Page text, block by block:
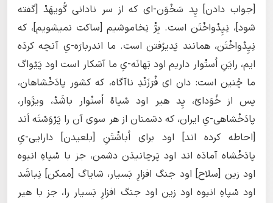
[جواب دادن] پِد سَخْوَن-ای که از سر نادانی گُویهَدْ [گفته
شود]، نِپِدْواخْتَن است. بِژْ نِخاموشیم [ساکت نمیشویم]، که
نِپِدْواخْتَن، همانند پَدیرُفتن است. ما اندربارَه-یِ آنچه کردَه‌
ایم، رایَنِ اُستْوار داریم اود بَهانَه-یِ ما آشکار است اود پَیْواگ
ما چُنین است: دان ای فْرَزَنْدِ ناآگاه، که کشور پادَخْشاهان،
پس از خُوَدایْ، پِد هیر اود سْپاهْ اُستْوار باشَدْ، ویژَوار،
پادَخْشاهی-یِ ایران، که دشمنان از هر سوی آن را پَرْوَسْتَه ‌اَند
[احاطه کرده اند] اود برای اُباشْتَنِ [بلعیدن] دارایی-یِ
پادَخْشاه آمادَه‌ اند اود پَرچانیدَن دشمن، جز با سْپاهِ انبوه
اود زین [سلاح] اود جنگ افزارِ بَسیار، شایاگ [ممکن] نِباشَد
اود سْپاهِ انبوه اود زین اود جنگ افزارِ بَسیار را، جز با هیر